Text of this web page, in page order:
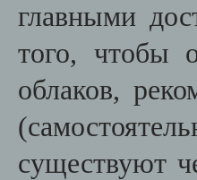
главными
того, чтобы
облаков,
существуют